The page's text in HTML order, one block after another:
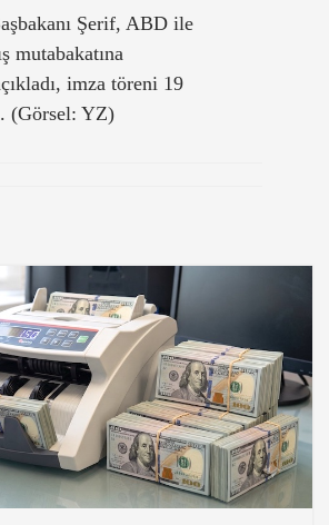
Şerif, ABD ile
mutabakatına
imza töreni 19
(Görsel: YZ)